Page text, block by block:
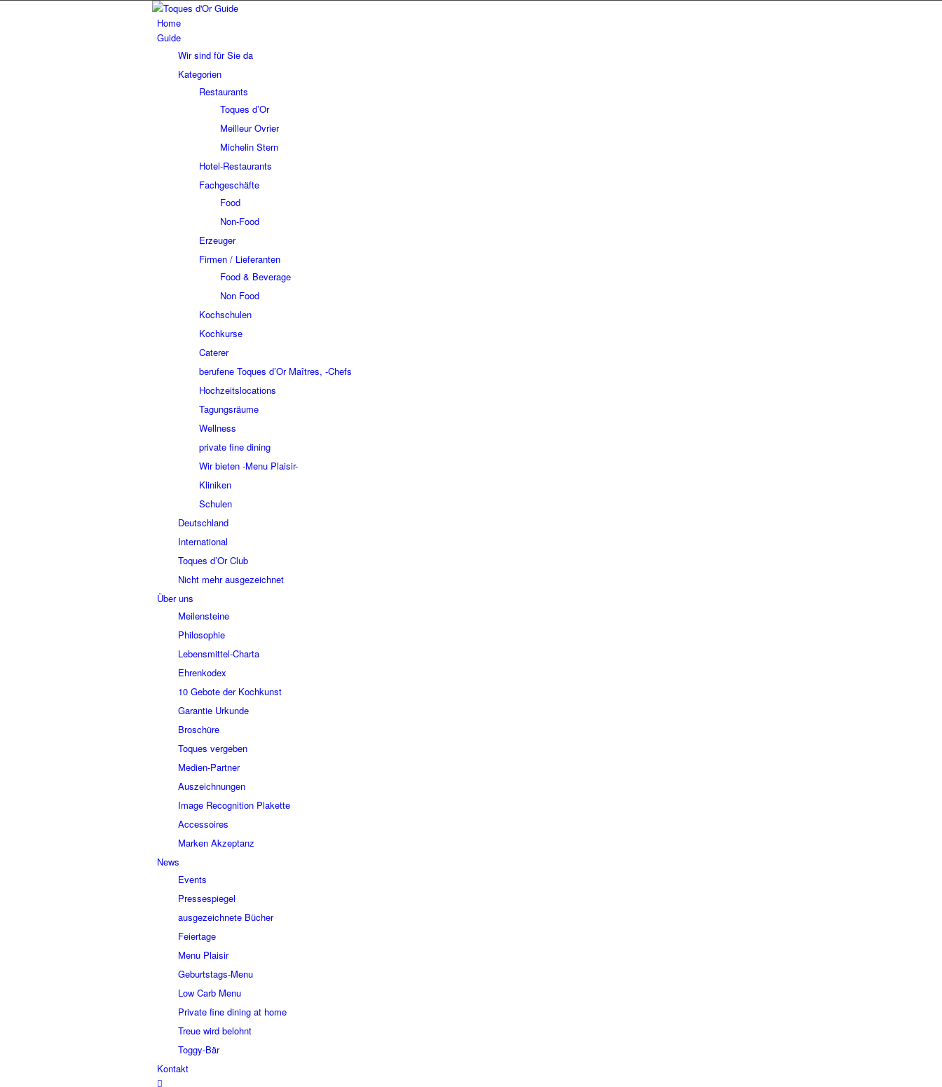
Home
Guide
Wir sind für Sie da
Kategorien
Restaurants
Toques d’Or
Meilleur Ovrier
Michelin Stern
Hotel-Restaurants
Fachgeschäfte
Food
Non-Food
Erzeuger
Firmen / Lieferanten
Food & Beverage
Non Food
Kochschulen
Kochkurse
Caterer
berufene Toques d’Or Maîtres, -Chefs
Hochzeitslocations
Tagungsräume
Wellness
private fine dining
Wir bieten -Menu Plaisir-
Kliniken
Schulen
Deutschland
International
Toques d’Or Club
Nicht mehr ausgezeichnet
Über uns
Meilensteine
Philosophie
Lebensmittel-Charta
Ehrenkodex
10 Gebote der Kochkunst
Garantie Urkunde
Broschüre
Toques vergeben
Medien-Partner
Auszeichnungen
Image Recognition Plakette
Accessoires
Marken Akzeptanz
News
Events
Pressespiegel
ausgezeichnete Bücher
Feiertage
Menu Plaisir
Geburtstags-Menu
Low Carb Menu
Private fine dining at home
Treue wird belohnt
Toggy-Bär
Kontakt